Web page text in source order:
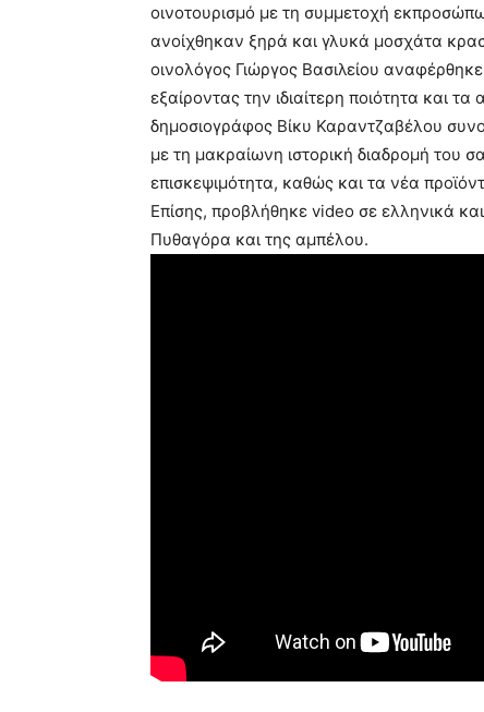
οινοτουρισμό με τη συμμετοχή
ανοίχθηκαν ξηρά και γλυκά μοσχάτα
οινολόγος Γιώργος Βασιλείου
εξαίροντας την ιδιαίτερη ποιότητα και
δημοσιογράφος Βίκυ Καραντζαβέλου
με τη μακραίωνη ιστορική διαδρομή του
επισκεψιμότητα, καθώς και τα νέα
Επίσης, προβλήθηκε video σε ελληνικά
Πυθαγόρα και της αμπέλου.